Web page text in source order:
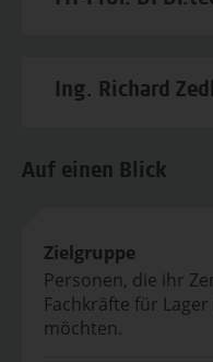
Ing. Richard
Auf einen Blick
Zielgruppe
Personen, die ihr
Fachkräfte für
möchten.